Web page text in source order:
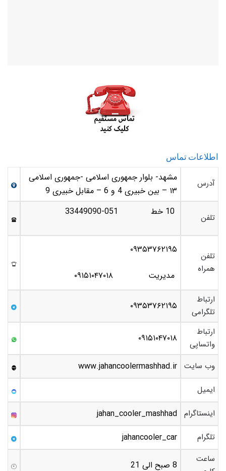
اطلاعات تماس
آدرس
مشهد- بلوار جمهوری اسلامی -جمهوری اسلامی
۱۳ – بین خبیری 4 و 6 – مقابل خبیری 9
تلفن
تلفن
همراه
۰۹۳۵۳۷۶۲۱۹۵
مدیریت ۰۹۱۵۱۰۴۷۰۱۸
ارتباط
تلگرامی
۰۹۳۵۳۷۶۲۱۹۵
ارتباط
واتساپی
۰۹۱۵۱۰۴۷۰۱۸
وب سایت www.jahancoolermashhad.ir
ایمیل
اینستاگرام jahan_cooler_mashhad
تلگرام jahancooler_car
ساعت
8 صبح الی 21